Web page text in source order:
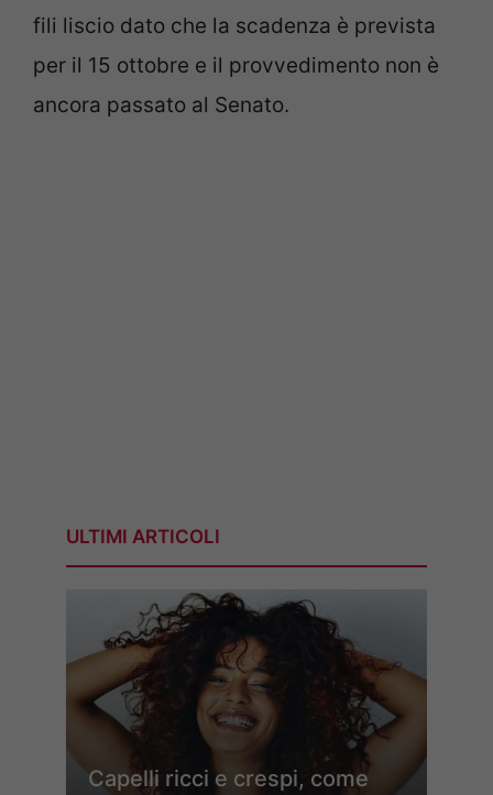
fili liscio dato che la scadenza è prevista
per il 15 ottobre e il provvedimento non è
ancora passato al Senato.
ULTIMI ARTICOLI
Capelli ricci e crespi, come